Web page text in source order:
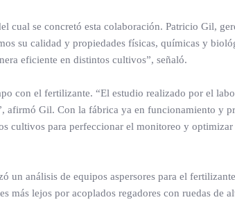
cual se concretó esta colaboración. Patricio Gil,
su calidad y propiedades físicas, químicas y
eficiente en distintos cultivos”, señaló.
con el fertilizante. “El estudio realizado por el
afirmó Gil. Con la fábrica ya en funcionamiento y
cultivos para perfeccionar el monitoreo y optimizar
un análisis de equipos aspersores para el
más lejos por acoplados regadores con ruedas de